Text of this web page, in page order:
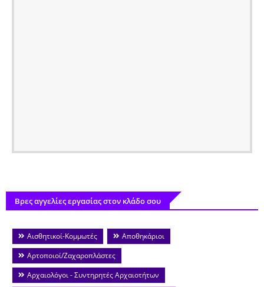
Βρες αγγελίες εργασίας στον κλάδο σου
Αισθητικοί-Κομμωτές
Αποθηκάριοι
Αρτοποιοί/Ζαχαροπλάστες
Αρχαιολόγοι - Συντηρητές Αρχαιοτήτων